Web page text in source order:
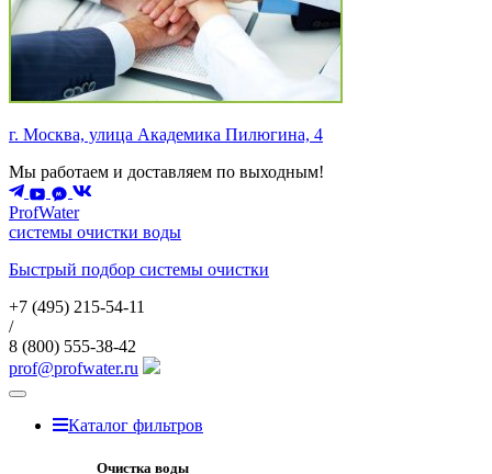
г. Москва, улица Академика Пилюгина, 4
Мы работаем и доставляем по выходным!
ProfWater
системы очистки воды
Быстрый подбор системы очистки
+7 (495) 215-54-11
/
8 (800) 555-38-42
prof@profwater.ru
Меню
Каталог фильтров
Очистка воды